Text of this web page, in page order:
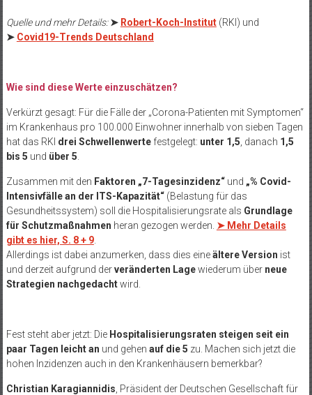
Quelle und mehr Details:➤ Robert-Koch-Institut(RKI) und
➤ Covid19-Trends Deutschland
Wie sind diese Werte einzuschätzen?
Verkürzt gesagt: Für die Fälle der „Corona-Patienten mit Symptomen“
im Krankenhaus pro 100.000 Einwohner innerhalb von sieben Tagen
hat das RKI drei Schwellenwertefestgelegt: unter 1,5 , danach 1,5
bis 5 und über 5
Zusammen mit den Faktoren „7-Tagesinzidenz“und „% Covid-
Intensivfälle an der ITS-Kapazität“(Belastung für das
Gesundheitssystem) soll die Hospitalisierungsrate als Grundlage
für Schutzmaßnahmen heran gezogen werden. ➤ Mehr Details
gibt es hier, S. 8 + 9.
Allerdings ist dabei anzumerken, dass dies eineältere Version ist
und derzeit aufgrund derveränderten Lagewiederum über neue
Strategien nachgedachtwird.
Fest steht aber jetzt: Die Hospitalisierungsraten steigen seit ein
paar Tagen leicht an und gehen auf die 5 zu. Machen sich jetzt die
hohen Inzidenzen auch in den Krankenhäusern bemerkbar?
Christian Karagiannidis , Präsident der Deutschen Gesellschaft für